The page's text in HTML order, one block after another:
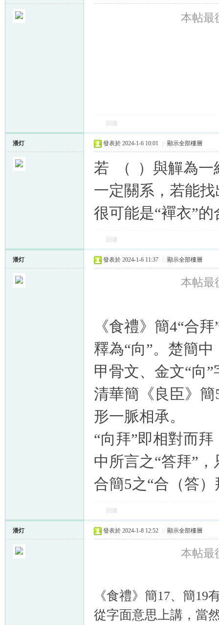
本帖最
回復
潘灯 發表於 2024-1-6 10:01 顯示全部樓層
若 （
）與觶為
一定關系，若能
很可能是“襌衣”的
回復
潘灯 發表於 2024-1-6 11:37 顯示全部樓層
本帖最
《食禮》簡4“合
釋為“向”。楚簡
甲骨文、金文“向
清華簡《良臣》
形一脈相承。
“向拜”即相對而
中所言之“答拜”
合簡5之“合（答）
回復
潘灯 發表於 2024-1-8 12:52 顯示全部樓層
本帖最
《食禮》簡17、簡
從字面意思上講，當